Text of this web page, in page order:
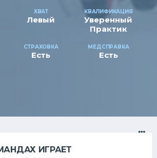
ХВАТ
Левый
КВАЛИФИКАЦИЯ
Уверенный
Практик
СТРАХОВКА
Есть
МЕДСПРАВКА
Есть
ИГРАЕТ